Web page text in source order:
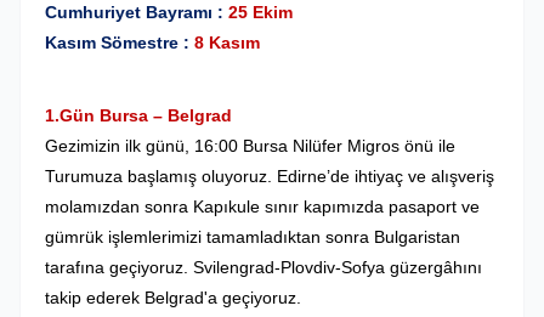
Cumhuriyet Bayramı : 25 Ekim
Kasım Sömestre : 8 Kasım
1.Gün Bursa – Belgrad
Gezimizin ilk günü, 16:00 Bursa Nilüfer Migros önü ile
Turumuza başlamış oluyoruz. Edirne’de ihtiyaç ve alışveriş
molamızdan sonra Kapıkule sınır kapımızda pasaport ve
gümrük işlemlerimizi tamamladıktan sonra Bulgaristan
tarafına geçiyoruz. Svilengrad-Plovdiv-Sofya güzergâhını
takip ederek Belgrad'a geçiyoruz.